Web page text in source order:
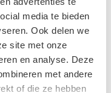
media te bieden
Ook delen we
site met onze
en analyse. Deze
met andere
of die ze hebben
naar behoren werkt.
is of als er een
vervangen. Het
en is te lezen
defect